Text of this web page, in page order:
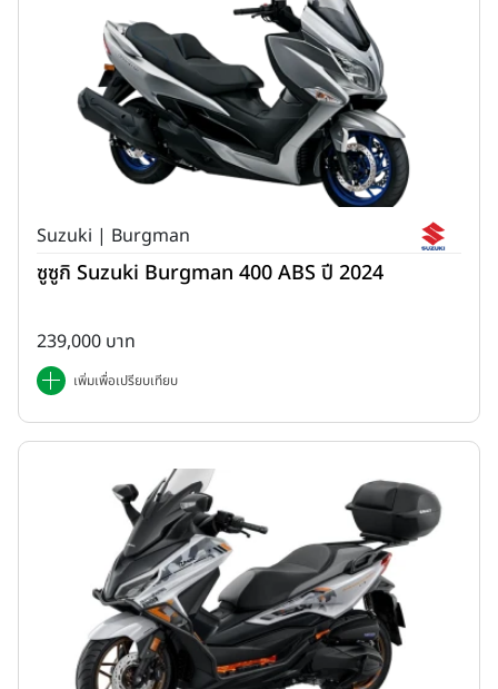
Suzuki | Burgman
ซูซูกิ Suzuki Burgman 400 ABS ปี 2024
239,000 บาท
เพิ่มเพื่อเปรียบเทียบ